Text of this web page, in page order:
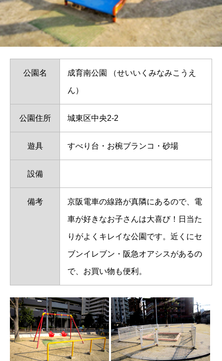
公園名 成育南公園 （せいいくみなみこうえ
ん）
公園住所 城東区中央2-2
遊具 すべり台・お椀ブランコ・砂場
設備
備考 京阪電車の線路が真隣にあるので、電
車が好きなお子さんは大喜び！日当た
りがよくキレイな公園です。近くにセ
ブンイレブン・阪急オアシスがあるの
で、お買い物も便利。